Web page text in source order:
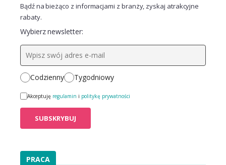
Bądź na bieżąco z informacjami z branży, zyskaj atrakcyjne
rabaty.
Wybierz newsletter:
Codzienny Tygodniowy
Akceptuję regulamin i politykę prywatności
PRACA